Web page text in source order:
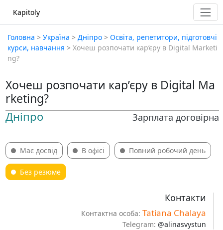
Kapitoly
Головна > Україна > Дніпро > Освіта, репетитори, підготовчі
курси, навчання > Хочеш розпочати кар’єру в Digital Marketi
ng?
Хочеш розпочати кар’єру в Digital Ma
rketing?
Зарплата договірна
Дніпро
Має досвід В офісі Повний робочий день
Без резюме
Контакти
Контактна особа: Tatiana Chalaya
Telegram: @alinasvystun